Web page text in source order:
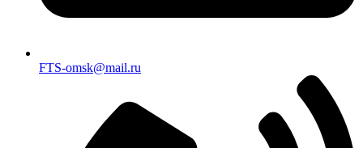
FTS-omsk@mail.ru